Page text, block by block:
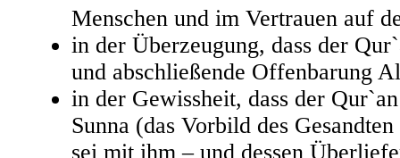
Menschen und im Vertrauen auf
in der Überzeugung, dass der
und abschließende Offenbarung
in der Gewissheit, dass der
Sunna (das Vorbild des
sei mit ihm – und dessen